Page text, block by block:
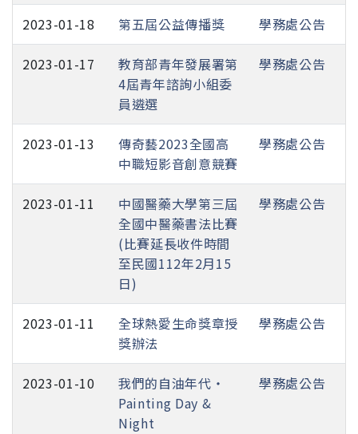
2023-01-18 第五屆公益傳播獎 學務處公告
2023-01-17
教育部青年發展署第
4屆青年諮詢小組委
員遴選
學務處公告
2023-01-13
傳奇藝2023全國高
中職短影音創意競賽
學務處公告
2023-01-11
中國醫藥大學第三屆
全國中醫藥書法比賽
(比賽延長收件時間
至民國112年2月15
日)
學務處公告
2023-01-11
全球熱愛生命獎章授
獎辦法
學務處公告
2023-01-10
我們的自油年代‧
Painting Day &
Night
學務處公告